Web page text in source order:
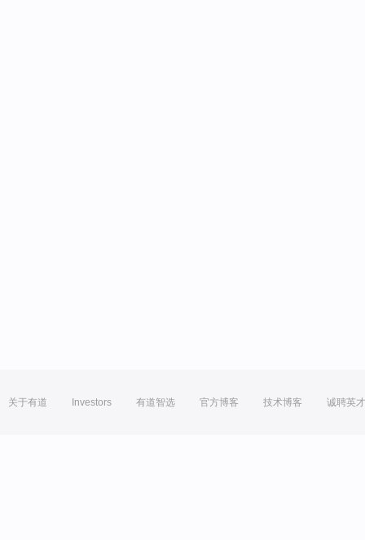
关于有道 Investors 有道智选 官方博客 技术博客 诚聘英才